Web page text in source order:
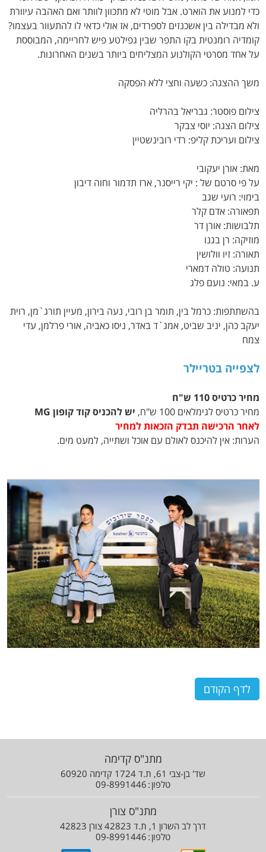
כדי למנוע את הוארט. אבל מוטי לא מתכוון לוותר ואם האהבה עיוורת
ולא מבדילה בין אשכנזים לספרדים, אז אולי כדאי לו להתעוור בעצמו?
קומדיה רומנטית בקו התפר שבין גפילטע פיש לחריימה, המבוססת
על אחד מסרטי הקולנוע המצליחים ביותר בשנים האחרונות.
משך ההצגה: כשעה וחצי ללא הפסקה
צילום פוסטר: גבריאל בהרליה
צילום הצגה: יוסי צבקר
צילום ועריכת קליפ: רדי רובינשטיין
מאת: אורן יעקובי
על פי סרטם של : יקי רייסנר, ארז תדמור וחוה דיבון
בימוי: רועי שגב
תפאורה: אדם קלר
תלבושות: אורן דר
מוזיקה: רן בגנו
תאורה: זיו וולושין
תנועה: טולה דמארי
ע. במאי: נועם פלג
בהשתתפות: כרמל בין, תומר בן רובי, נעה בירון, מעיין תורג`מן, רוית
יעקב כהן, יניב שביט, אמג`ד באדר, ניסו כאביה, אורי פרלמן, עדי
צמח
לצפייה בטריילר
מחיר כרטיס 110 ש"ח
מחיר כרטיס לגימלאים 100 ש"ח,
יש להכניס קוד קופון MG
לאחר הרכישה תבדק הזכאות למחיר
הערות: אין להיכנס לאולם עם אוכל ושתייה, למעט מים.
לדף הקודם
מתנ"ס קדימה
שד' בן-צבי 61, ת.ד 1724 קדימה 60920
טלפון 09-8991446
מתנ"ס צורן
דרך לב השרון 1, ת.ד 42823 צורן 42823
טלפון 09-8991446